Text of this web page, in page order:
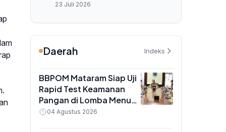
23 Juli 2026
Daerah Indeks
BBPOM Mataram Siap Uji
Rapid Test Keamanan
Pangan di Lomba Menu
MBG NTB, 22 Agustus
04 Agustus 2026